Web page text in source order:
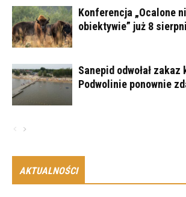
Konferencja „Ocalone
obiektywie” już 8
Sanepid odwołał
Podwolinie ponownie
AKTUALNOŚCI